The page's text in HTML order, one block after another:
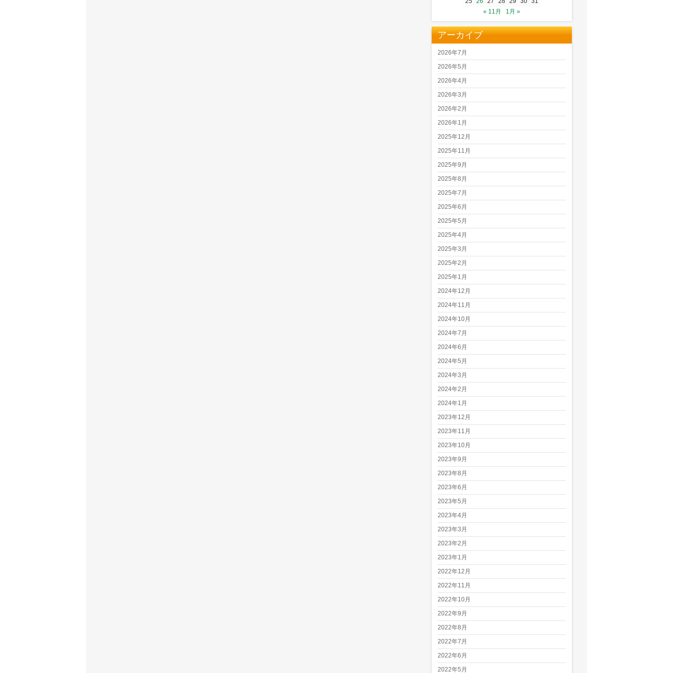
« 11月
1月 »
アーカイブ
2026年7月
2026年5月
2026年4月
2026年3月
2026年2月
2026年1月
2025年12月
2025年11月
2025年9月
2025年8月
2025年7月
2025年6月
2025年5月
2025年4月
2025年3月
2025年2月
2025年1月
2024年12月
2024年11月
2024年10月
2024年7月
2024年6月
2024年5月
2024年3月
2024年2月
2024年1月
2023年12月
2023年11月
2023年10月
2023年9月
2023年8月
2023年6月
2023年5月
2023年4月
2023年3月
2023年2月
2023年1月
2022年12月
2022年11月
2022年10月
2022年9月
2022年8月
2022年7月
2022年6月
2022年5月